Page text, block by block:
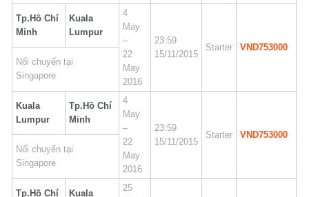
Tp.Hồ Chí
Minh
Kuala
Lumpur
4
May
–
22
May
2016
23:59
15/11/2015
Starter
VND753000
Nối chuyến tại
Singapore
Kuala
Lumpur
Tp.Hồ Chí
Minh
4
May
–
22
May
2016
23:59
15/11/2015
Starter
VND753000
Nối chuyến tại
Singapore
Tp.Hồ Chí
Kuala
25